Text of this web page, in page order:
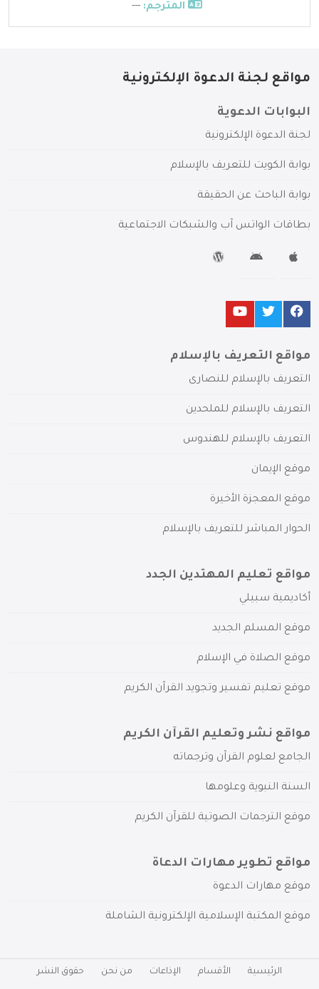
المترجم: ---
مواقع لجنة الدعوة الإلكترونية
البوابات الدعوية
لجنة الدعوة الإلكترونية
بوابة الكويت للتعريف بالإسلام
بوابة الباحث عن الحقيقة
بطاقات الواتس آب والشبكات الاجتماعية
مواقع التعريف بالإسلام
التعريف بالإسلام للنصارى
التعريف بالإسلام للملحدين
التعريف بالإسلام للهندوس
موقع الإيمان
موقع المعجزة الأخيرة
الحوار المباشر للتعريف بالإسلام
مواقع تعليم المهتدين الجدد
أكاديمية سبيلي
موقع المسلم الجديد
موقع الصلاة في الإسلام
موقع تعليم تفسير وتجويد القرآن الكريم
مواقع نشر وتعليم القرآن الكريم
الجامع لعلوم القرآن وترجماته
السنة النبوية وعلومها
موقع الترجمات الصوتية للقرآن الكريم
مواقع تطوير مهارات الدعاة
موقع مهارات الدعوة
موقع المكتبة الإسلامية الإلكترونية الشاملة
الرئيسية الأقسام الإذاعات من نحن حقوق النشر